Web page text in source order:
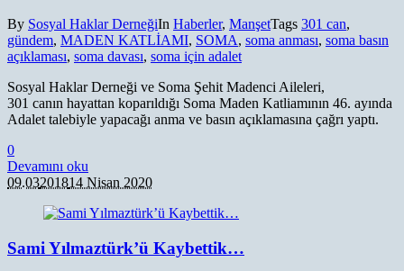
By Sosyal Haklar DerneğiIn Haberler, ManşetTags 301 can,
gündem, MADEN KATLİAMI, SOMA, soma anması, soma basın
açıklaması, soma davası, soma için adalet
Sosyal Haklar Derneği ve Soma Şehit Madenci Aileleri,
301 canın hayattan koparıldığı Soma Maden Katliamının 46. ayında
Adalet talebiyle yapacağı anma ve basın açıklamasına çağrı yaptı.
0
Devamını oku
09.03201814 Nisan 2020
Sami Yılmaztürk’ü Kaybettik…